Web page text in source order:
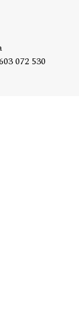
072 530